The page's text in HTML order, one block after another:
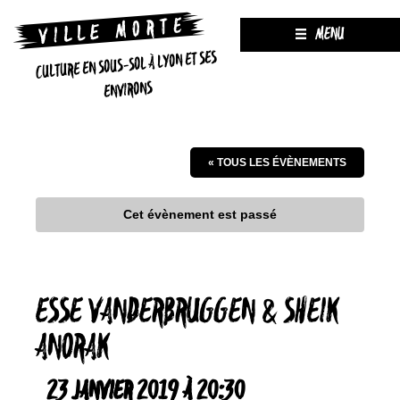
CULTURE EN SOUS-SOL À LYON ET SES
ENVIRONS
MENU
« TOUS LES ÉVÈNEMENTS
Cet évènement est passé
ESSE VANDERBRUGGEN & SHEIK
ANORAK
23 JANVIER 2019 À 20:30